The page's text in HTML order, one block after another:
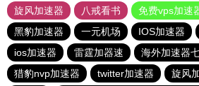
旋风加速器
八戒看书
免费vps加速
黑豹加速器
一元机场 IOS加速器
ios加速器
雷霆加器速
海外加速器
猎豹nvp加速器
twitter加速器 旋风